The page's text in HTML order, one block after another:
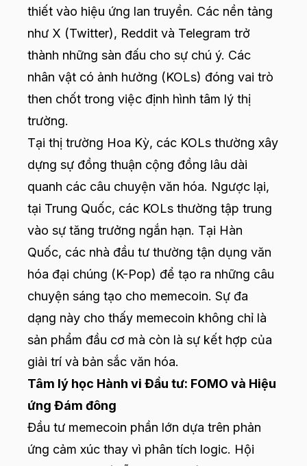
thiết vào hiệu ứng lan truyền. Các nền tảng
như X (Twitter), Reddit và Telegram trở
thành những sàn đấu cho sự chú ý. Các
nhân vật có ảnh hưởng (KOLs) đóng vai trò
then chốt trong việc định hình tâm lý thị
trường.
Tại thị trường Hoa Kỳ, các KOLs thường xây
dựng sự đồng thuận cộng đồng lâu dài
quanh các câu chuyện văn hóa. Ngược lại,
tại Trung Quốc, các KOLs thường tập trung
vào sự tăng trưởng ngắn hạn. Tại Hàn
Quốc, các nhà đầu tư thường tận dụng văn
hóa đại chúng (K-Pop) để tạo ra những câu
chuyện sáng tạo cho memecoin. Sự đa
dạng này cho thấy memecoin không chỉ là
sản phẩm đầu cơ mà còn là sự kết hợp của
giải trí và bản sắc văn hóa.
Tâm lý học Hành vi Đầu tư: FOMO và Hiệu
ứng Đám đông
Đầu tư memecoin phần lớn dựa trên phản
ứng cảm xúc thay vì phân tích logic. Hội